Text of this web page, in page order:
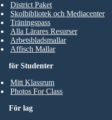
för Studenter
Mitt Klassrum
Photos For Class
District Paket
Skolbibliotek och Mediacenter
Träningspass
Alla Lärares Resurser
Arbetsbladsmallar
Affisch Mallar
För lag